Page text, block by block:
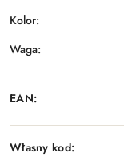
Kolor:
Waga:
EAN:
Własny kod: